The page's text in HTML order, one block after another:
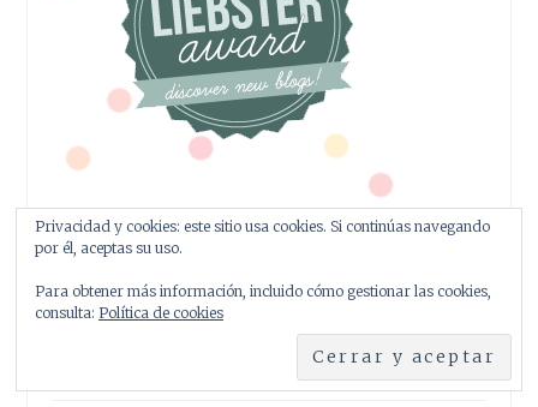
ENTRADAS RECIENTES
Privacidad y cookies: este sitio usa cookies. Si continúas navegando
por él, aceptas su uso.
Para obtener más información, incluido cómo gestionar las cookies,
consulta: Política de cookies